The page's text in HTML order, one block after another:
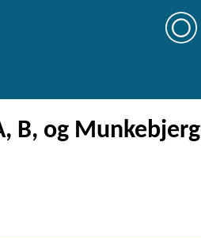
B, og Munkebjerg